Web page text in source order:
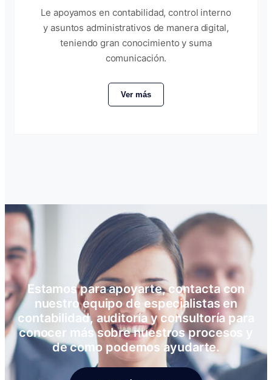
Le apoyamos en contabilidad, control interno
y asuntos administrativos de manera digital,
teniendo gran conocimiento y suma
comunicación.
Ver más
Estamos para apoyarte, contacta con
nuestro equipo de especialistas en
contabilidad, auditoría y consultoría para
conocer más sobre nuestros procesos y
de como podemos ayudarte.